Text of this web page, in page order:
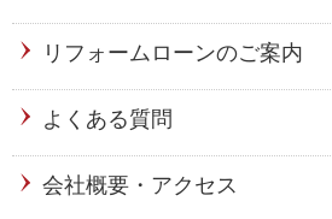
リフォームローンのご案内
よくある質問
会社概要・アクセス